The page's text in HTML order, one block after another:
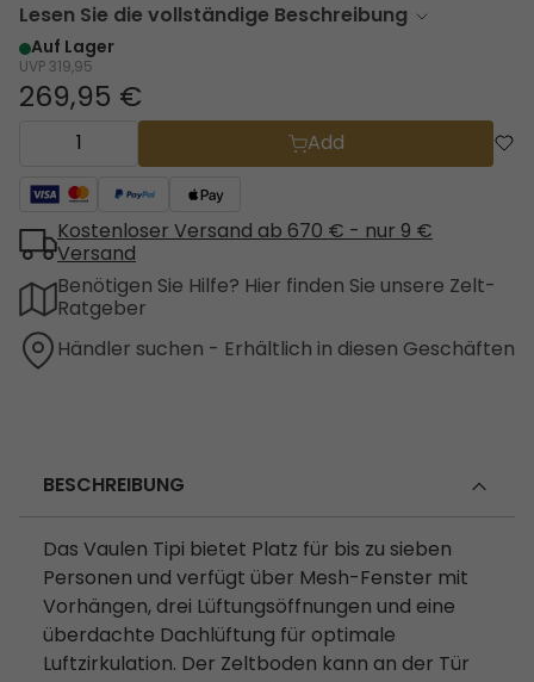
Lesen Sie die vollständige Beschreibung
Auf Lager
UVP 319,95
269,95 €
Add
Kostenloser Versand ab 670 € - nur 9 €
Versand
Benötigen Sie Hilfe? Hier finden Sie unsere Zelt-
Ratgeber
Händler suchen - Erhältlich in diesen Geschäften
BESCHREIBUNG
Das Vaulen Tipi bietet Platz für bis zu sieben
Personen und verfügt über Mesh-Fenster mit
Vorhängen, drei Lüftungsöffnungen und eine
überdachte Dachlüftung für optimale
Luftzirkulation. Der Zeltboden kann an der Tür